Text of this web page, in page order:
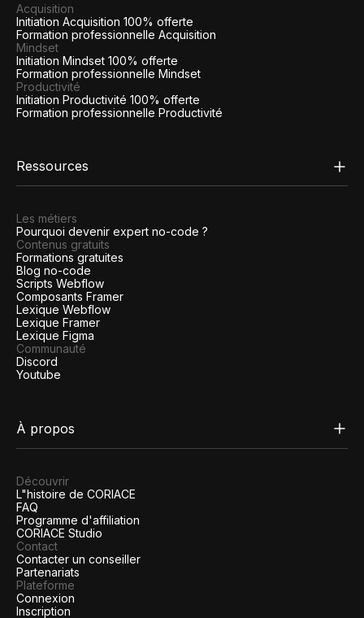
Acquisition
Initiation Acquisition 100% offerte
Formation professionnelle Acquisition
Mindset
Initiation Mindset 100% offerte
Formation professionnelle Mindset
Productivité
Initiation Productivité 100% offerte
Formation professionnelle Productivité
Ressources
Les métiers
Pourquoi devenir expert no-code ?
Contenus gratuits
Formations gratuites
Blog no-code
Scripts Webflow
Composants Framer
Lexique Webflow
Lexique Framer
Lexique Figma
Communauté
Discord
Youtube
À propos
Découvrir
L"histoire de CORIACE
FAQ
Programme d'affiliation
CORIACE Studio
Contact
Contacter un conseiller
Partenariats
Plateforme
Connexion
Inscription